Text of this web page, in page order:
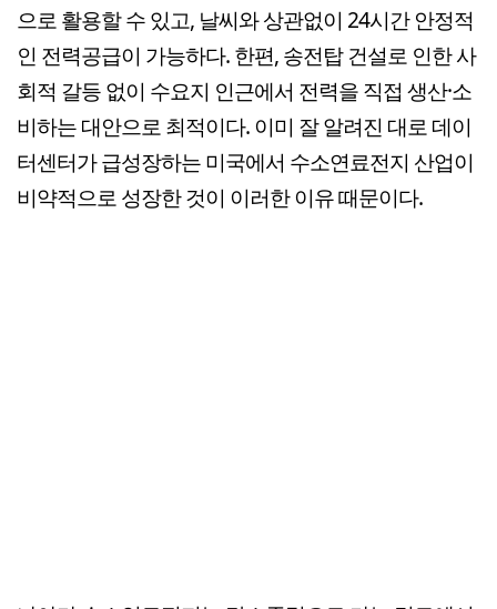
으로 활용할 수 있고, 날씨와 상관없이 24시간 안정적
인 전력공급이 가능하다. 한편, 송전탑 건설로 인한 사
회적 갈등 없이 수요지 인근에서 전력을 직접 생산·소
비하는 대안으로 최적이다. 이미 잘 알려진 대로 데이
터센터가 급성장하는 미국에서 수소연료전지 산업이
비약적으로 성장한 것이 이러한 이유 때문이다.